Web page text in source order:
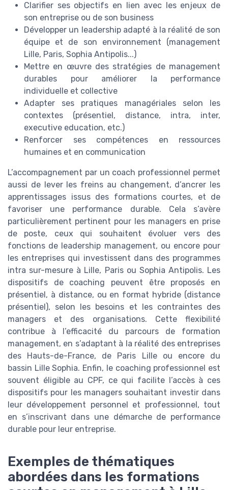
Clarifier ses objectifs en lien avec les enjeux de
son entreprise ou de son business
Développer un leadership adapté à la réalité de son
équipe et de son environnement (management
Lille, Paris, Sophia Antipolis...)
Mettre en œuvre des stratégies de management
durables pour améliorer la performance
individuelle et collective
Adapter ses pratiques managériales selon les
contextes (présentiel, distance, intra, inter,
executive education, etc.)
Renforcer ses compétences en ressources
humaines et en communication
L’accompagnement par un coach professionnel permet
aussi de lever les freins au changement, d’ancrer les
apprentissages issus des formations courtes, et de
favoriser une performance durable. Cela s’avère
particulièrement pertinent pour les managers en prise
de poste, ceux qui souhaitent évoluer vers des
fonctions de leadership management, ou encore pour
les entreprises qui investissent dans des programmes
intra sur-mesure à Lille, Paris ou Sophia Antipolis. Les
dispositifs de coaching peuvent être proposés en
présentiel, à distance, ou en format hybride (distance
présentiel), selon les besoins et les contraintes des
managers et des organisations. Cette flexibilité
contribue à l’efficacité du parcours de formation
management, en s’adaptant à la réalité des entreprises
des Hauts-de-France, de Paris Lille ou encore du
bassin Lille Sophia. Enfin, le coaching professionnel est
souvent éligible au CPF, ce qui facilite l’accès à ces
dispositifs pour les managers souhaitant investir dans
leur développement personnel et professionnel, tout
en s’inscrivant dans une démarche de performance
durable pour leur entreprise.
Exemples de thématiques
abordées dans les formations